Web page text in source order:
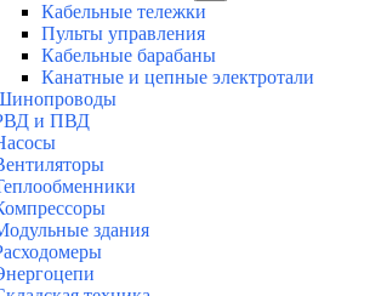
Кабельные тележки
Пульты управления
Кабельные барабаны
Канатные и цепные электротали
и ПВД
здания